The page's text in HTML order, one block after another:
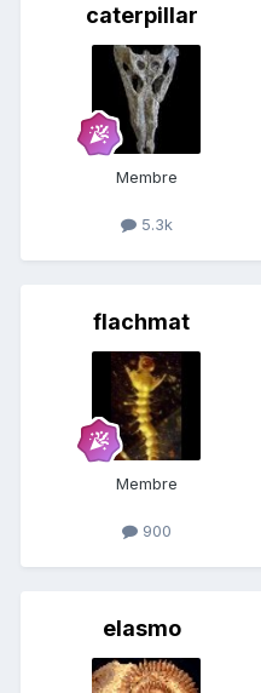
caterpillar
Membre
5.3k
flachmat
Membre
900
elasmo